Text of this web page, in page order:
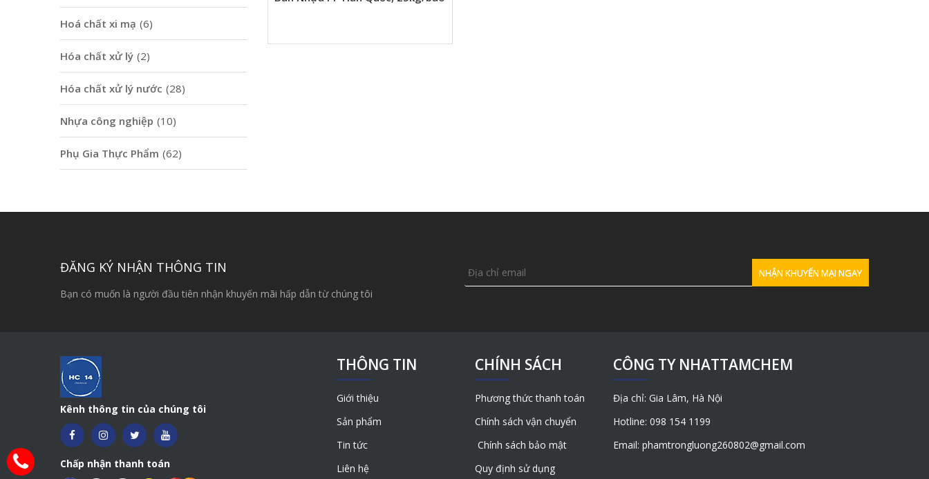
Hoá chất xi mạ (6)
Hóa chất xử lý (2)
Hóa chất xử lý nước (28)
Nhựa công nghiệp (10)
Phụ Gia Thực Phẩm (62)
ĐĂNG KÝ NHẬN THÔNG TIN
Bạn có muốn là người đầu tiên nhận khuyến mãi hấp dẫn từ chúng tôi
Kênh thông tin của chúng tôi
Chấp nhận thanh toán
THÔNG TIN
Giới thiệu
Sản phẩm
Tin tức
Liên hệ
CHÍNH SÁCH
Phương thức thanh toán
Chính sách vận chuyển
Chính sách bảo mật
Quy định sử dụng
CÔNG TY NHATTAMCHEM
Địa chỉ: Gia Lâm, Hà Nội
Hotline: 098 154 1199
Email: phamtrongluong260802@gmail.com